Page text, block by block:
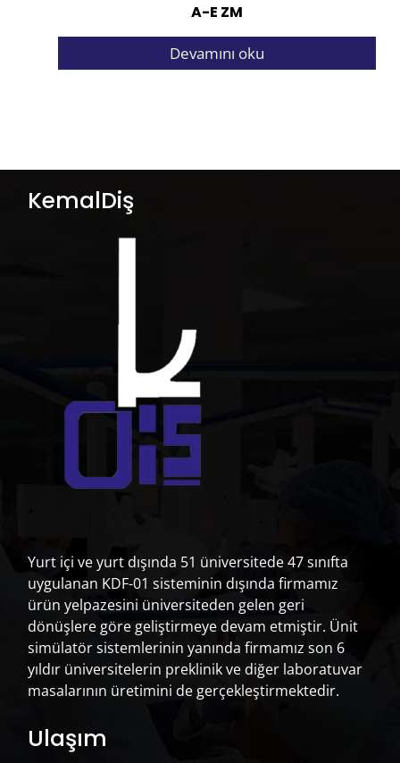
A-E ZM
Devamını oku
Ürün kategorileri
(12)
Dental Hijyen ve Periodontoloji
Fantom Kafalar(33)
Pediatrik Diş Hekimliği(37)
Preparasyon ve Endodontik Alıştırmalar (89)
Protez Modelleri ve Diş Laboratuvar Modelleri
Standart Model A-3(76)
Standart Model AG-3 (86)
Standart Model ANA-4 (101)
KemalDiş
Yurt içi ve yurt dışında 51 üniversitede 47 sınıfta
uygulanan KDF-01 sisteminin dışında firmamız
ürün yelpazesini üniversiteden gelen geri
dönüşlere göre geliştirmeye devam etmiştir. Ünit
simülatör sistemlerinin yanında firmamız son 6
yıldır üniversitelerin preklinik ve diğer laboratuvar
masalarının üretimini de gerçekleştirmektedir.
Ulaşım